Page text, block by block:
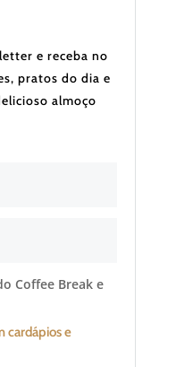
e receba no
pratos do dia e
almoço
Coffee Break e
cardápios e